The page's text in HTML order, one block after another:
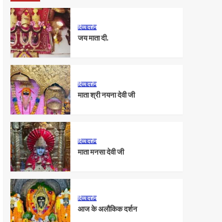
दिव्य दर्शन
जय माता दी.
दिव्य दर्शन
माता श्री नयना देवी जी
दिव्य दर्शन
माता मनसा देवी जी
दिव्य दर्शन
आज के अलौकिक दर्शन